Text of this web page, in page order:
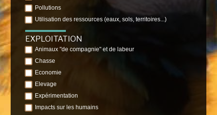
Pollutions
Utilisation des ressources (eaux, sols, territoires...)
EXPLOITATION
Animaux "de compagnie" et de labeur
Chasse
Economie
Elevage
Expérimentation
Impacts sur les humains